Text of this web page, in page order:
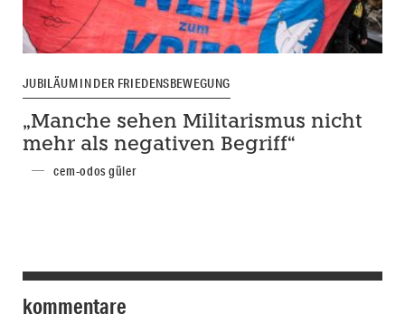
JUBILÄUM IN DER FRIEDENSBEWEGUNG
„Manche sehen Militarismus nicht
mehr als negativen Begriff“
cem-odos güler
kommentare